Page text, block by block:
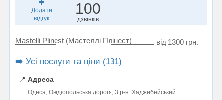
Додати
відгук
100
дзвінків
Mastelli Plinest (Мастеллі Плінест) від 1300 грн.
➡️ Усі послуги та ціни (131)
📍 Адреса
Одеса, Овідіопольська дорога, 3 р-н. Хаджибейський